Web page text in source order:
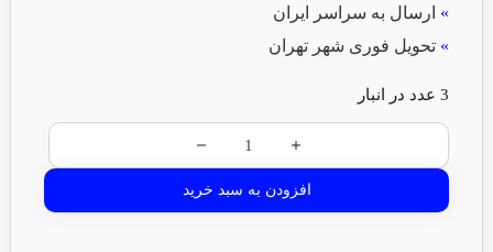
» ارسال به سراسر ایران
» تحویل فوری شهر تهران
3 عدد در انبار
افزودن به سبد خرید